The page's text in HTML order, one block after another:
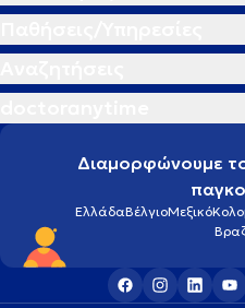
Διαμορφώνουμε
ΕλλάδαΒέλγιοΜεξικό